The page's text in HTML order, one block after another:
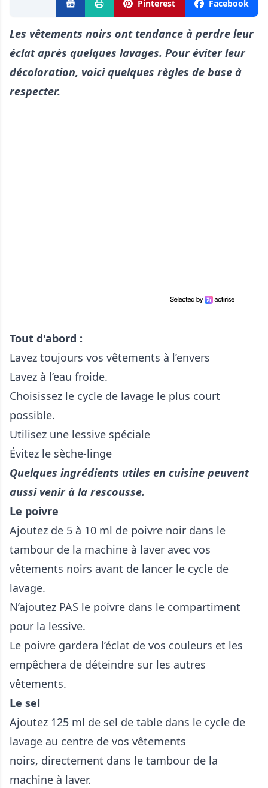
Pinterest Facebook
Les vêtements noirs ont tendance à perdre leur
éclat après quelques lavages. Pour éviter leur
décoloration, voici quelques règles de base à
respecter.
Tout d'abord :
Lavez toujours vos vêtements à l’envers
Lavez à l’eau froide.
Choisissez le cycle de lavage le plus court
possible.
Utilisez une lessive spéciale
Évitez le sèche-linge
Quelques ingrédients utiles en cuisine peuvent
aussi venir à la rescousse.
Le poivre
Ajoutez de 5 à 10 ml de poivre noir dans le
tambour de la machine à laver avec vos
vêtements noirs avant de lancer le cycle de
lavage.
N’ajoutez PAS le poivre dans le compartiment
pour la lessive.
Le poivre gardera l’éclat de vos couleurs et les
empêchera de déteindre sur les autres
vêtements.
Le sel
Ajoutez 125 ml de sel de table dans le cycle de
lavage au centre de vos vêtements
noirs, directement dans le tambour de la
machine à laver.